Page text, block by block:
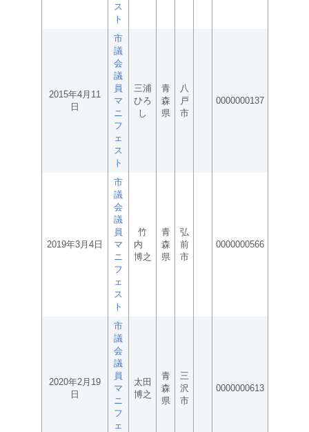
ス
ト
2015年4月11
日
市
議
会
議
員
マ
ニ
フ
ェ
ス
ト
三浦
ひろ
し
青
森
県
八
戸
市
0000000137
2019年3月4日
市
議
会
議
員
マ
ニ
フ
ェ
ス
ト
竹
内
博之
青
森
県
弘
前
市
0000000566
2020年2月19
日
市
議
会
議
員
マ
ニ
フ
ェ
太田
博之
青
森
県
三
沢
市
0000000613